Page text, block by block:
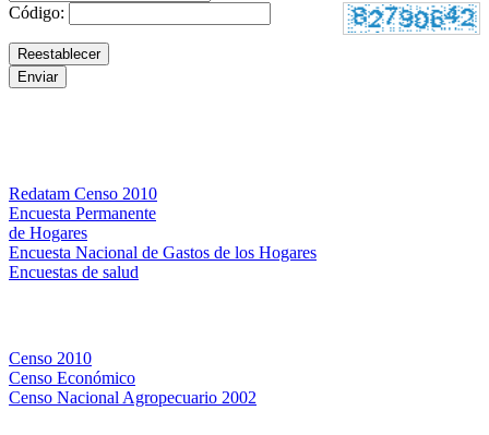
Código:
Redatam Censo 2010
Encuesta Permanente
de Hogares
Encuesta Nacional de Gastos de los Hogares
Encuestas de salud
Censo 2010
Censo Económico
Censo Nacional Agropecuario 2002